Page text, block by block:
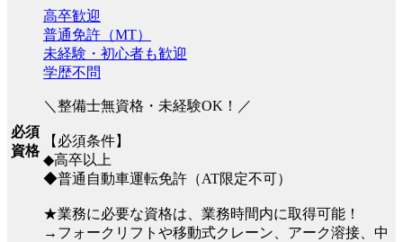
必須
資格
高卒歓迎
普通免許（MT）
未経験・初心者も歓迎
学歴不問
＼整備士無資格・未経験OK！／
【必須条件】
◆高卒以上
◆普通自動車運転免許（AT限定不可）
★業務に必要な資格は、業務時間内に取得可能！
→フォークリフトや移動式クレーン、アーク溶接、中